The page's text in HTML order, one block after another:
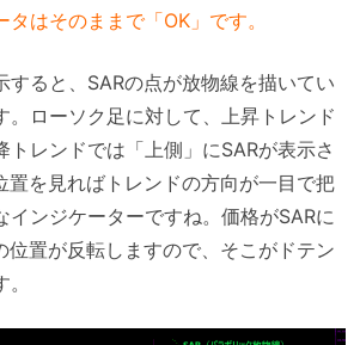
はそのままで「OK」です。
すると、SARの点が放物線を描いてい
。ローソク足に対して、上昇トレンド
トレンドでは「上側」にSARが表示さ
置を見ればトレンドの方向が一目で把
インジケーターですね。価格がSARに
位置が反転しますので、そこがドテン